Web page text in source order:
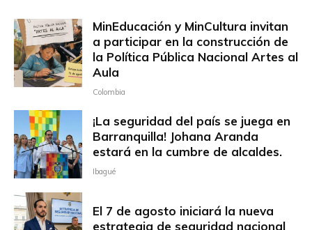
MinEducación y MinCultura invitan
a participar en la construcción de
la Política Pública Nacional Artes al
Aula
Colombia
¡La seguridad del país se juega en
Barranquilla! Johana Aranda
estará en la cumbre de alcaldes.
Ibagué
El 7 de agosto iniciará la nueva
estrategia de seguridad nacional